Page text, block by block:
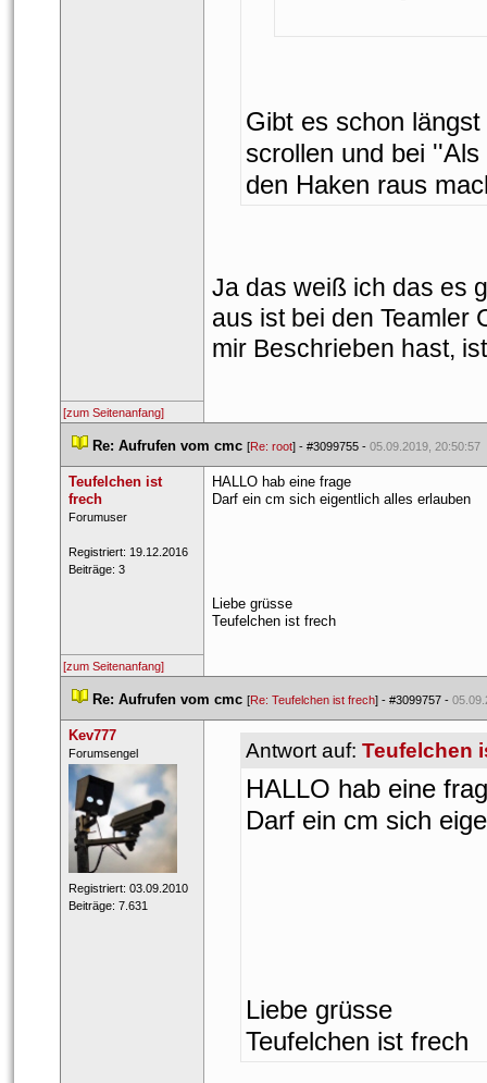
Gibt es schon längst
crollen und bei ''Als
den Haken raus
Ja das weiß ich das es
aus ist bei den Teamler
mir Beschrieben hast,
[zum Seitenanfang]
Re: Aufrufen vom cmc [Re: root] - #3099755 - 05.09.2019, 20:50:57
Teufelchen ist
frech
Forumuser
Registriert: 19.12.2016
Beiträge: 3
HALLO hab eine frage
Darf ein cm sich eigentlich alles erlauben
Liebe grüsse
Teufelchen ist frech
[zum Seitenanfang]
Re: Aufrufen vom cmc [Re: Teufelchen ist frech] - #3099757 -
Kev777
​Forumsengel
Registriert: 03.09.2010
Beiträge: 7.631
Antwort auf: Teufelchen
HALLO hab eine
Darf ein cm sich
Liebe grüsse
Teufelchen ist frech